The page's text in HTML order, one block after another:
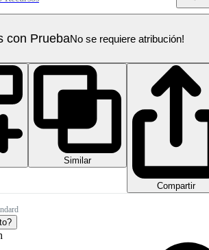
con PruebaNo se requiere atribución!
Similar
Compartir